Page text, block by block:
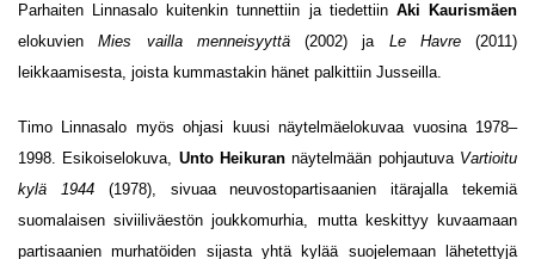
Parhaiten Linnasalo kuitenkin tunnettiin ja tiedettiinAki Kaurismäen
elokuvienMies vailla menneisyyttä (2002) ja Le Havre (2011)
leikkaamisesta, joista kummastakin hänet palkittiin Jusseilla.
Timo Linnasalo myös ohjasi kuusi näytelmäelokuvaa vuosina 1978–
1998. Esikoiselokuva, Unto Heikuran näytelmään pohjautuva Vartioitu
kylä 1944(1978), sivuaa neuvostopartisaanien itärajalla tekemiä
suomalaisen siviiliväestön joukkomurhia, mutta keskittyy kuvaamaan
partisaanien murhatöiden sijasta yhtä kylää suojelemaan lähetettyjä